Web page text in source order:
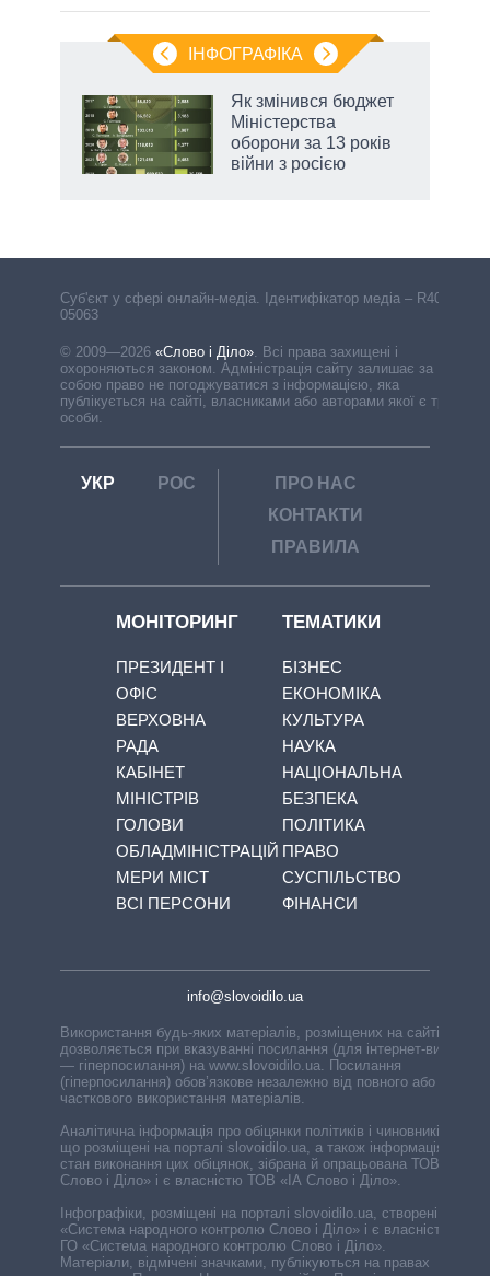
ІНФОГРАФІКА
Як змінився бюджет
Міністерства
оборони за 13 років
війни з росією
Cуб'єкт у сфері онлайн-медіа. Ідентифікатор медіа – R40-
05063
© 2009—2026 «Слово і Діло». Всі права захищені і
охороняються законом. Адміністрація сайту залишає за
собою право не погоджуватися з інформацією, яка
публікується на сайті, власниками або авторами якої є треті
особи.
УКР РОС
ПРО НАС
КОНТАКТИ
ПРАВИЛА
МОНІТОРИНГ
ПРЕЗИДЕНТ І
ОФІС
ВЕРХОВНА
РАДА
КАБІНЕТ
МІНІСТРІВ
ГОЛОВИ
ОБЛАДМІНІСТРАЦІЙ
МЕРИ МІСТ
ВСІ ПЕРСОНИ
ТЕМАТИКИ
БІЗНЕС
ЕКОНОМІКА
КУЛЬТУРА
НАУКА
НАЦІОНАЛЬНА
БЕЗПЕКА
ПОЛІТИКА
ПРАВО
СУСПІЛЬСТВО
ФІНАНСИ
info@slovoidilo.ua
Використання будь-яких матеріалів, розміщених на сайті,
дозволяється при вказуванні посилання (для інтернет-видань
— гіперпосилання) на www.slovoidilo.ua. Посилання
(гіперпосилання) обов’язкове незалежно від повного або
часткового використання матеріалів.
Аналітична інформація про обіцянки політиків і чиновників,
що розміщені на порталі slovoidilo.ua, а також інформація про
стан виконання цих обіцянок, зібрана й опрацьована ТОВ «ІА
Слово і Діло» і є власністю ТОВ «ІА Слово і Діло».
Інфографіки, розміщені на порталі slovoidilo.ua, створені ГО
«Система народного контролю Слово і Діло» і є власністю
ГО «Система народного контролю Слово і Діло».
Матеріали, відмічені значками, публікуються на правах